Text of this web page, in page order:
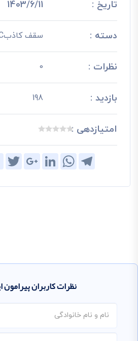
تاریخ : 1403/6/11
دسته : سقف کاذبPVC
نظرات : 0
بازدید : 198
امتیازدهی :
Google+LinkedIn
WhatsAppTelegram
نظرات کاربران